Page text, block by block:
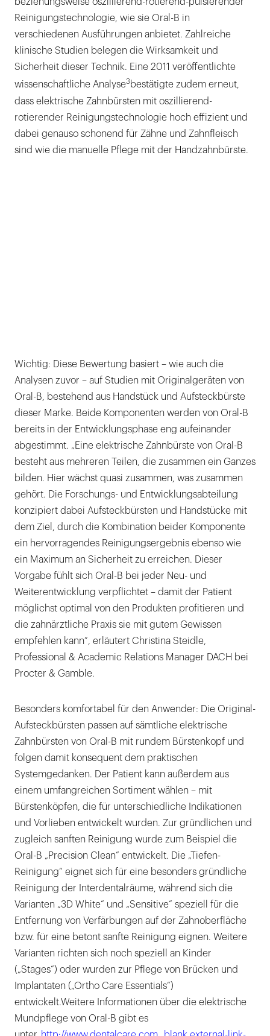
beziehungsweise oszillierend-rotierend-pulsierender
Reinigungstechnologie, wie sie Oral-B in
verschiedenen Ausführungen anbietet. Zahlreiche
klinische Studien belegen die Wirksamkeit und
Sicherheit dieser Technik. Eine 2011 veröffentlichte
wissenschaftliche Analyse3 bestätigte zudem erneut,
dass elektrische Zahnbürsten mit oszillierend-
rotierender Reinigungstechnologie hoch effizient und
dabei genauso schonend für Zähne und Zahnfleisch
sind wie die manuelle Pflege mit der Handzahnbürste.
Wichtig: Diese Bewertung basiert – wie auch die
Analysen zuvor – auf Studien mit Originalgeräten von
Oral-B, bestehend aus Handstück und Aufsteckbürste
dieser Marke. Beide Komponenten werden von Oral-B
bereits in der Entwicklungsphase eng aufeinander
abgestimmt. „Eine elektrische Zahnbürste von Oral-B
besteht aus mehreren Teilen, die zusammen ein Ganzes
bilden. Hier wächst quasi zusammen, was zusammen
gehört. Die Forschungs- und Entwicklungsabteilung
konzipiert dabei Aufsteckbürsten und Handstücke mit
dem Ziel, durch die Kombination beider Komponente
ein hervorragendes Reinigungsergebnis ebenso wie
ein Maximum an Sicherheit zu erreichen. Dieser
Vorgabe fühlt sich Oral-B bei jeder Neu- und
Weiterentwicklung verpflichtet – damit der Patient
möglichst optimal von den Produkten profitieren und
die zahnärztliche Praxis sie mit gutem Gewissen
empfehlen kann“, erläutert Christina Steidle,
Professional & Academic Relations Manager DACH bei
Procter & Gamble.
Besonders komfortabel für den Anwender: Die Original-
Aufsteckbürsten passen auf sämtliche elektrische
Zahnbürsten von Oral-B mit rundem Bürstenkopf und
folgen damit konsequent dem praktischen
Systemgedanken. Der Patient kann außerdem aus
einem umfangreichen Sortiment wählen – mit
Bürstenköpfen, die für unterschiedliche Indikationen
und Vorlieben entwickelt wurden. Zur gründlichen und
zugleich sanften Reinigung wurde zum Beispiel die
Oral-B „Precision Clean“ entwickelt. Die „Tiefen-
Reinigung“ eignet sich für eine besonders gründliche
Reinigung der Interdentalräume, während sich die
Varianten „3D White“ und „Sensitive“ speziell für die
Entfernung von Verfärbungen auf der Zahnoberfläche
bzw. für eine betont sanfte Reinigung eignen. Weitere
Varianten richten sich noch speziell an Kinder
(„Stages“) oder wurden zur Pflege von Brücken und
Implantaten („Ortho Care Essentials“)
entwickelt.Weitere Informationen über die elektrische
Mundpflege von Oral-B gibt es